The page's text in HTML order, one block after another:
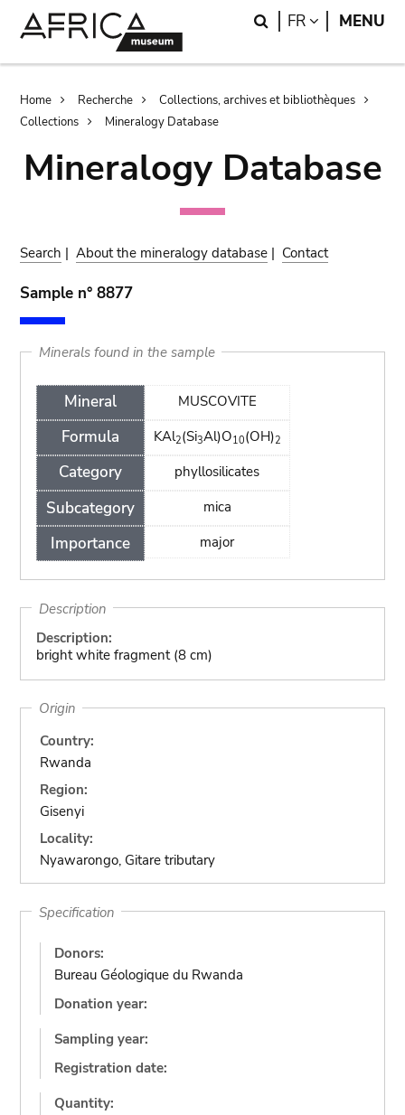
Search
FR LANGUAGE
MENU
Breadcrumb
Home Recherche
Collections, archives et bibliothèques
Collections
Mineralogy Database
Mineralogy Database
Search |About the mineralogy database | Contact
Sample n° 8877
Minerals found in the sample
Mineral
Formula
Category
Subcategory
Importance
MUSCOVITE
KAl2(Si3Al)O10(OH)2
phyllosilicates
mica
major
Description
Description:
bright white fragment (8 cm)
Origin
Country:
Rwanda
Region:
Gisenyi
Locality:
Nyawarongo, Gitare tributary
Specification
Donors:
Bureau Géologique du Rwanda
Donation year:
Sampling year:
Registration date:
Quantity: